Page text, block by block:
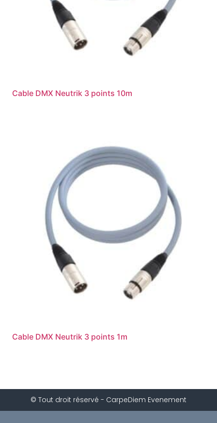
Cable DMX Neutrik 3 points 10m
Cable DMX Neutrik 3 points 1m
© Tout droit réservé - CarpeDiem Evenement